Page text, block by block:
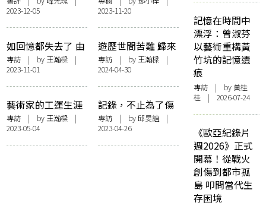
文化探討和聯想
——《城市散步
學》讀後感
2023-12-05
戀、英雄，及追尋
的主體——評《尚
未完場》
2023-11-20
如回憶都失去了 由
我們幫她記住這個
家 ——訪《4拍4家
族》導演賴恩慈
專訪 | by 王瀚樑 |
2023-11-01
遊歷世間苦難 歸來
家之所在——訪
《獨行的距離》李
雨夢
專訪| by 王瀚樑 |
2024-04-30
藝術家的工運生涯
以真實超越界限
——專訪程展緯
專訪 | by 王瀚樑 |
2023-05-04
記錄，不止為了傷
春悲秋——專訪
《燈火闌珊》曾憲
寧導演、陳心遙監
專訪| by邱旻誼|
2023-04-26
記憶在時間中
漂浮：曾淑芬
以藝術重構黃
竹坑的記憶遺
痕
專訪 | by 黃桂
桂 | 2026-07-24
《歐亞紀錄片
週2026》正式
開幕！從戰火
創傷到都市孤
島 叩問當代生
存困境